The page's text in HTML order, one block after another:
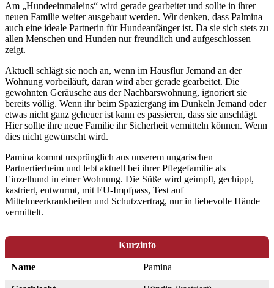
Am „Hundeeinmaleins“ wird gerade gearbeitet und sollte in ihrer
neuen Familie weiter ausgebaut werden. Wir denken, dass Palmina
auch eine ideale Partnerin für Hundeanfänger ist. Da sie sich stets zu
allen Menschen und Hunden nur freundlich und aufgeschlossen
zeigt.
Aktuell schlägt sie noch an, wenn im Hausflur Jemand an der
Wohnung vorbeiläuft, daran wird aber gerade gearbeitet. Die
gewohnten Geräusche aus der Nachbarswohnung, ignoriert sie
bereits völlig. Wenn ihr beim Spaziergang im Dunkeln Jemand oder
etwas nicht ganz geheuer ist kann es passieren, dass sie anschlägt.
Hier sollte ihre neue Familie ihr Sicherheit vermitteln können. Wenn
dies nicht gewünscht wird.
Pamina kommt ursprünglich aus unserem ungarischen
Partnertierheim und lebt aktuell bei ihrer Pflegefamilie als
Einzelhund in einer Wohnung. Die Süße wird geimpft, gechippt,
kastriert, entwurmt, mit EU-Impfpass, Test auf
Mittelmeerkrankheiten und Schutzvertrag, nur in liebevolle Hände
vermittelt.
Kurzinfo
Name Pamina